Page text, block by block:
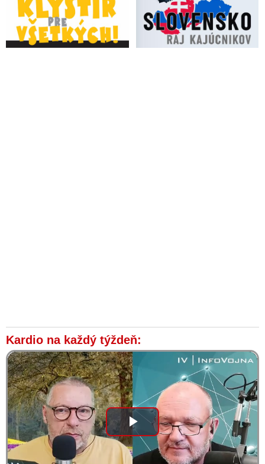
Kardio na každý týždeň:
Play